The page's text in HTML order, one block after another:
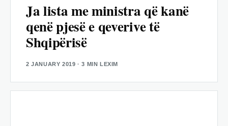
Ja lista me ministra që kanë
qenë pjesë e qeverive të
Shqipërisë
2 JANUARY 2019 · 3 MIN LEXIM